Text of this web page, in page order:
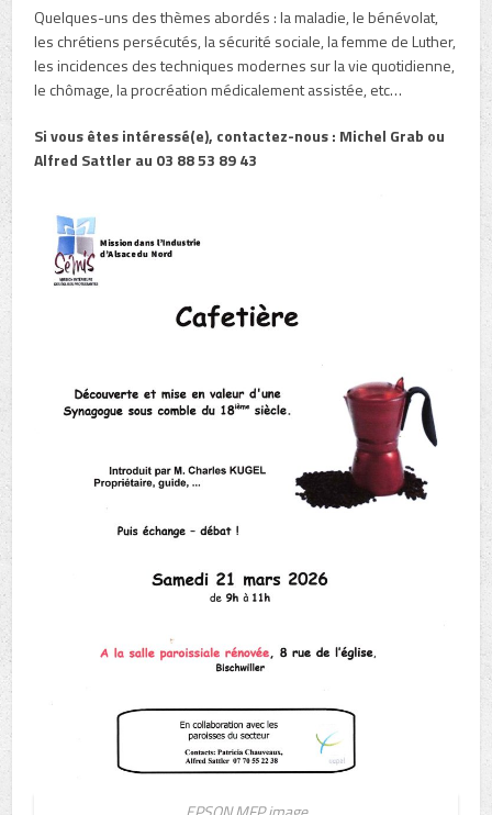
Quelques-uns des thèmes abordés : la maladie, le bénévolat,
les chrétiens persécutés, la sécurité sociale, la femme de Luther,
les incidences des techniques modernes sur la vie quotidienne,
le chômage, la procréation médicalement assistée, etc…
Si vous êtes intéressé(e), contactez-nous : Michel Grab ou
Alfred Sattler au 03 88 53 89 43